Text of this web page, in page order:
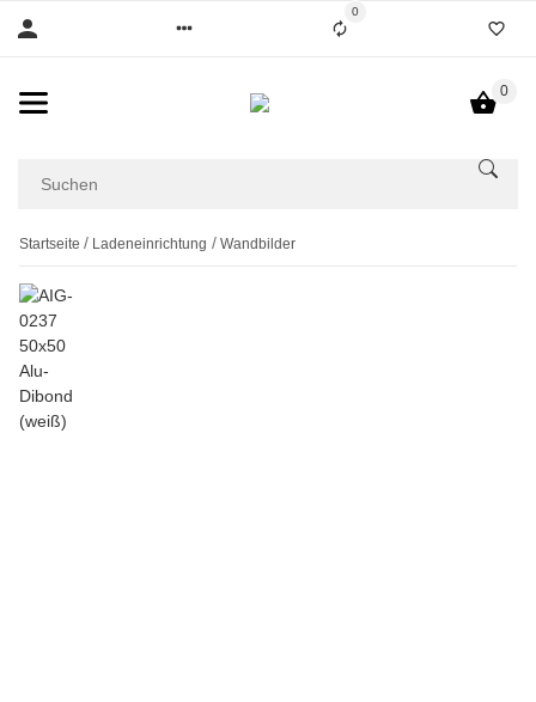
0
0
Startseite Ladeneinrichtung Wandbilder